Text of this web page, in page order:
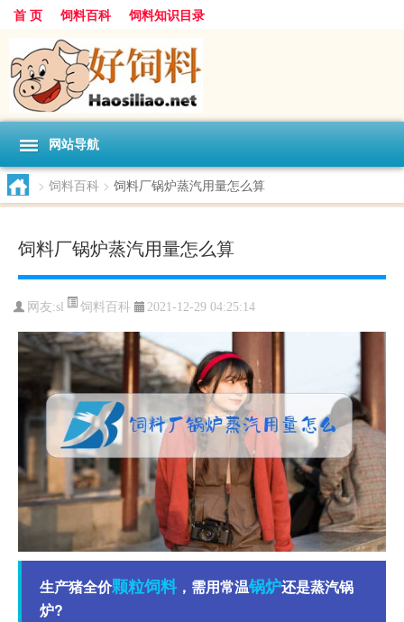
首 页 饲料百科 饲料知识目录
网站导航
> 饲料百科 > 饲料厂锅炉蒸汽用量怎么算
饲料厂锅炉蒸汽用量怎么算
网友:sl 饲料百科 2021-12-29 04:25:14
生产猪全价颗粒饲料 ，需用常温锅炉还是蒸汽锅
炉?